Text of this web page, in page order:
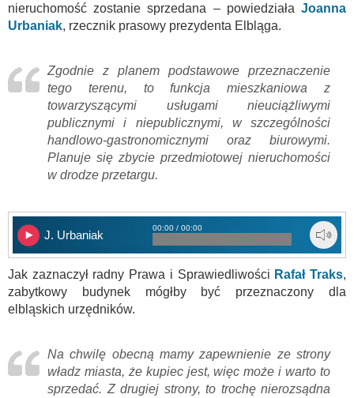
nieruchomość zostanie sprzedana – powiedziała Joanna
Urbaniak, rzecznik prasowy prezydenta Elbląga.
Zgodnie z planem podstawowe przeznaczenie
tego terenu, to funkcja mieszkaniowa z
towarzyszącymi usługami nieuciążliwymi
publicznymi i niepublicznymi, w szczególności
handlowo-gastronomicznymi oraz biurowymi.
Planuje się zbycie przedmiotowej nieruchomości
w drodze przetargu.
J. Urbaniak
00:00 / 00:00
Jak zaznaczył radny Prawa i Sprawiedliwości Rafał Traks,
zabytkowy budynek mógłby być przeznaczony dla
elbląskich urzędników.
Na chwilę obecną mamy zapewnienie ze strony
władz miasta, że kupiec jest, więc może i warto to
sprzedać. Z drugiej strony, to trochę nierozsądna